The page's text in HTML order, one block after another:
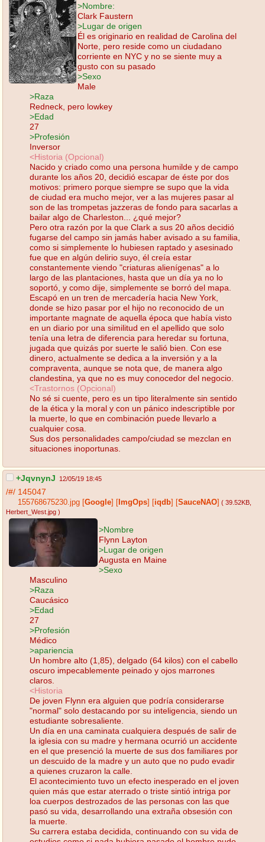
>Nombre:
Clark Faustern
>Lugar de origen
Él es originario en realidad de Carolina del
Norte, pero reside como un ciudadano
corriente en NYC y no se siente muy a
gusto con su pasado
>Sexo
Male
>Raza
Redneck, pero lowkey
>Edad
27
>Profesión
Inversor
<Historia (Opcional)
Nacido y criado como una persona humilde y de campo
durante los años 20, decidió escapar de éste por dos
motivos: primero porque siempre se supo que la vida
de ciudad era mucho mejor, ver a las mujeres pasar al
son de las trompetas jazzeras de fondo para sacarlas a
bailar algo de Charleston... ¿qué mejor?
Pero otra razón por la que Clark a sus 20 años decidió
fugarse del campo sin jamás haber avisado a su familia,
como si simplemente lo hubiesen raptado y asesinado
fue que en algún delirio suyo, él creía estar
constantemente viendo "criaturas alienígenas" a lo
largo de las plantaciones, hasta que un día ya no lo
soportó, y como dije, simplemente se borró del mapa.
Escapó en un tren de mercadería hacia New York,
donde se hizo pasar por el hijo no reconocido de un
importante magnate de aquella época que había visto
en un diario por una similitud en el apellido que solo
tenía una letra de diferencia para heredar su fortuna,
jugada que quizás por suerte le salió bien. Con ese
dinero, actualmente se dedica a la inversión y a la
compraventa, aunque se nota que, de manera algo
clandestina, ya que no es muy conocedor del negocio.
<Trastornos (Opcional)
No sé si cuente, pero es un tipo literalmente sin sentido
de la ética y la moral y con un pánico indescriptible por
la muerte, lo que en combinación puede llevarlo a
cualquier cosa.
Sus dos personalidades campo/ciudad se mezclan en
situaciones inoportunas.
+JqvnynJ 12/05/19 18:45
/#/ 145047
155768675230.jpg Google ImgOps iqdb SauceNAO ( 39.52KB
Herbert_West.jpg )
>Nombre
Flynn Layton
>Lugar de origen
Augusta en Maine
>Sexo
Masculino
>Raza
Caucásico
>Edad
27
>Profesión
Médico
>apariencia
Un hombre alto (1,85), delgado (64 kilos) con el cabello
oscuro impecablemente peinado y ojos marrones
claros.
<Historia
De joven Flynn era alguien que podría considerarse
"normal" solo destacando por su inteligencia, siendo un
estudiante sobresaliente.
Un día en una caminata cualquiera después de salir de
la iglesia con su madre y hermana ocurrió un accidente
en el que presenció la muerte de sus dos familiares por
un descuido de la madre y un auto que no pudo evadir
a quienes cruzaron la calle.
El acontecimiento tuvo un efecto inesperado en el joven
quien más que estar aterrado o triste sintió intriga por
loa cuerpos destrozados de las personas con las que
pasó su vida, desarrollando una extraña obsesión con
la muerte.
Su carrera estaba decidida, continuando con su vida de